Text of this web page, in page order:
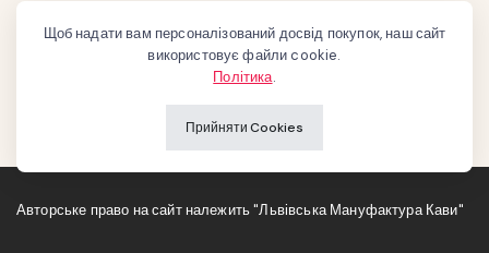
Авторське право на сайт належить "Львівська Мануфактура Кави"
Щоб надати вам персоналізований досвід покупок, наш сайт
використовує файли cookie.
Політика.
Прийняти Cookies